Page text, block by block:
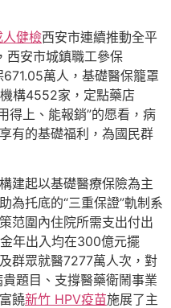
健檢西安市連續推動全平
西安市城鎮職工參保
萬人，基礎醫保籠罩
構4552家，定點藥店
得上、能報銷”的愿看，病
有的基礎福利，為國民群
建起以基礎醫療保險為主
為托底的“三重保證”軌制系
范圍內住院所需支出付出
年出入均在300億元擺
群眾就醫7277萬人次，對
貴題目、支撐醫藥衛鬧事業
饒新竹 HPV疫苗施展了主